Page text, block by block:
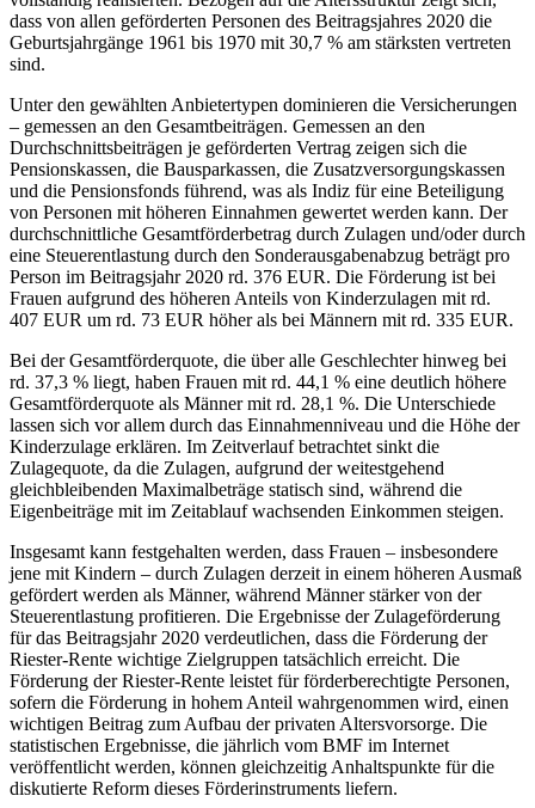
dass von allen geförderten Personen des Beitragsjahres 2020 die
Geburtsjahrgänge 1961 bis 1970 mit 30,7 % am stärksten vertreten
sind.
Unter den gewählten Anbietertypen dominieren die Versicherungen
– gemessen an den Gesamtbeiträgen. Gemessen an den
Durchschnittsbeiträgen je geförderten Vertrag zeigen sich die
Pensionskassen, die Bausparkassen, die Zusatzversorgungskassen
und die Pensionsfonds führend, was als Indiz für eine Beteiligung
von Personen mit höheren Einnahmen gewertet werden kann. Der
durchschnittliche Gesamtförderbetrag durch Zulagen und/oder durch
eine Steuerentlastung durch den Sonderausgabenabzug beträgt pro
Person im Beitragsjahr 2020 rd. 376 EUR. Die Förderung ist bei
Frauen aufgrund des höheren Anteils von Kinderzulagen mit rd.
407 EUR um rd. 73 EUR höher als bei Männern mit rd. 335 EUR.
Bei der Gesamtförderquote, die über alle Geschlechter hinweg bei
rd. 37,3 % liegt, haben Frauen mit rd. 44,1 % eine deutlich höhere
Gesamtförderquote als Männer mit rd. 28,1 %. Die Unterschiede
lassen sich vor allem durch das Einnahmenniveau und die Höhe der
Kinderzulage erklären. Im Zeitverlauf betrachtet sinkt die
Zulagequote, da die Zulagen, aufgrund der weitestgehend
gleichbleibenden Maximalbeträge statisch sind, während die
Eigenbeiträge mit im Zeitablauf wachsenden Einkommen steigen.
Insgesamt kann festgehalten werden, dass Frauen – insbesondere
jene mit Kindern – durch Zulagen derzeit in einem höheren Ausmaß
gefördert werden als Männer, während Männer stärker von der
Steuerentlastung profitieren. Die Ergebnisse der Zulageförderung
für das Beitragsjahr 2020 verdeutlichen, dass die Förderung der
Riester-Rente wichtige Zielgruppen tatsächlich erreicht. Die
Förderung der Riester-Rente leistet für förderberechtigte Personen,
sofern die Förderung in hohem Anteil wahrgenommen wird, einen
wichtigen Beitrag zum Aufbau der privaten Altersvorsorge. Die
statistischen Ergebnisse, die jährlich vom BMF im Internet
veröffentlicht werden, können gleichzeitig Anhaltspunkte für die
diskutierte Reform dieses Förderinstruments liefern.